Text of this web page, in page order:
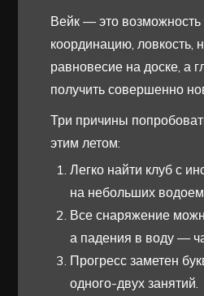
Вейк — это возможность
координацию, ловкость,
равновесие на доске, а
получить совершенно
Три причины
этим летом:
Легко найти клуб с
на небольших
Все снаряжение
а падения в воду —
Прогресс заметен
одного-двух занятий.